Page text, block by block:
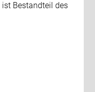
Bestandteil des